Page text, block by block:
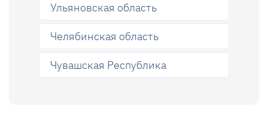
Ульяновская область
Челябинская область
Чувашская Республика